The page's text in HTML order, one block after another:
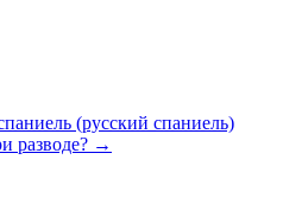
(русский спаниель)
разводе? →